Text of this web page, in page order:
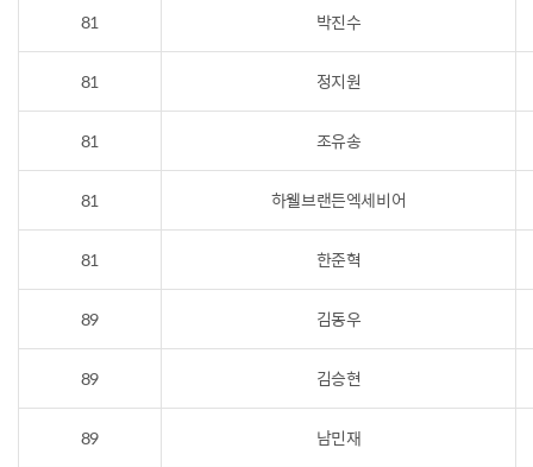
81 박진수
81 정지원
81 조유송
81 하웰브랜든엑세비어
81 한준혁
89 김동우
89 김승현
89 남민재